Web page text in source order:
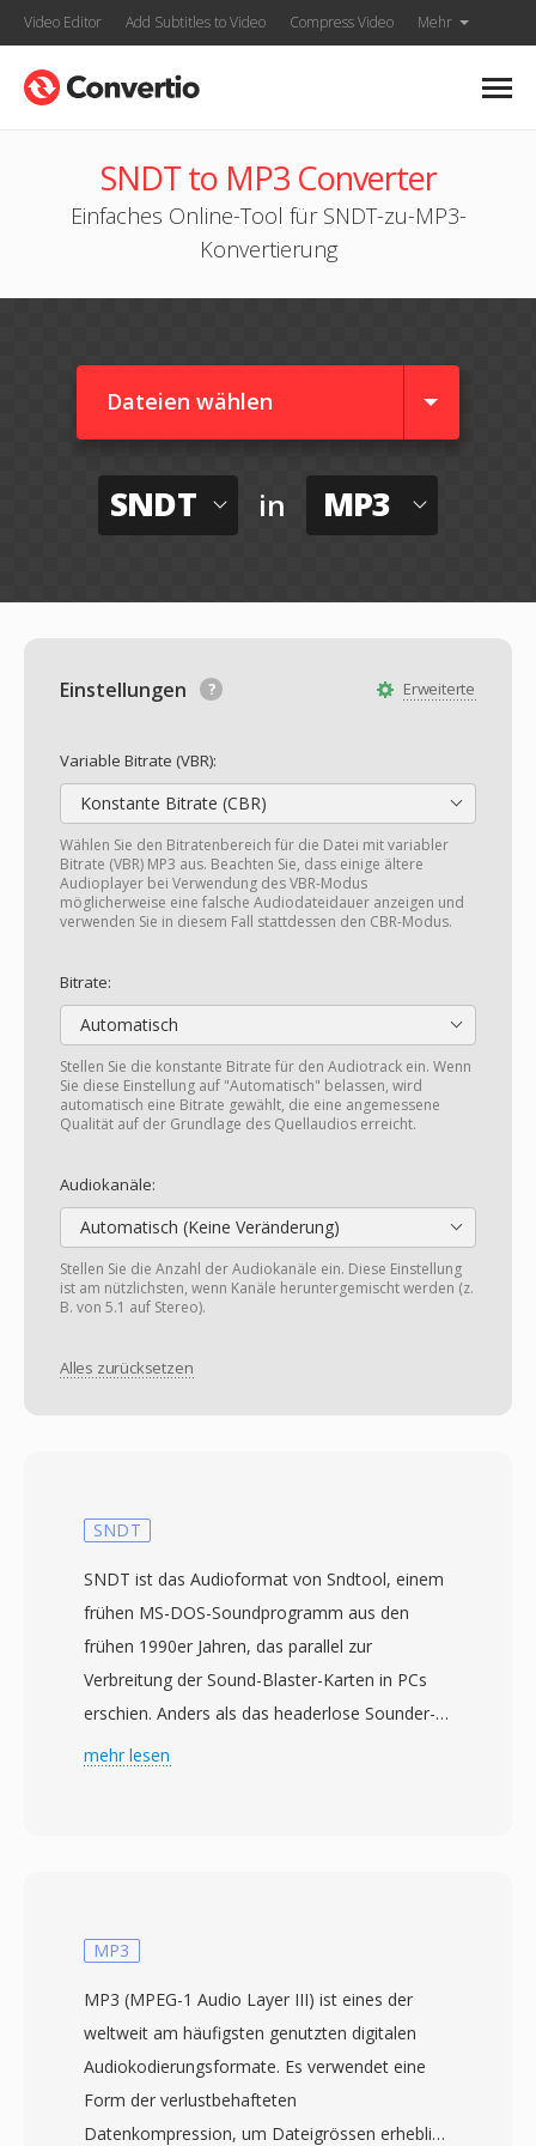
Video Editor Add Subtitles to Video Compress Video Mehr
SNDT to MP3 Converter
Einfaches Online-Tool für SNDT-zu-MP3-
Konvertierung
Dateien wählen
SNDT in MP3
Erweiterte
Einstellungen
Variable Bitrate (VBR):
Konstante Bitrate (CBR)
Wählen Sie den Bitratenbereich für die Datei mit variabler
Bitrate (VBR) MP3 aus. Beachten Sie, dass einige ältere
Audioplayer bei Verwendung des VBR-Modus
möglicherweise eine falsche Audiodateidauer anzeigen und
verwenden Sie in diesem Fall stattdessen den CBR-Modus.
Bitrate:
Automatisch
Stellen Sie die konstante Bitrate für den Audiotrack ein. Wenn
Sie diese Einstellung auf "Automatisch" belassen, wird
automatisch eine Bitrate gewählt, die eine angemessene
Qualität auf der Grundlage des Quellaudios erreicht.
Audiokanäle:
Automatisch (Keine Veränderung)
Stellen Sie die Anzahl der Audiokanäle ein. Diese Einstellung
ist am nützlichsten, wenn Kanäle heruntergemischt werden (z.
B. von 5.1 auf Stereo).
Alles zurücksetzen
SNDT
SNDT ist das Audioformat von Sndtool, einem
frühen MS-DOS-Soundprogramm aus den
frühen 1990er Jahren, das parallel zur
Verbreitung der Sound-Blaster-Karten in PCs
erschien. Anders als das headerlose Sounder-
Format enthalten SNDT-Dateien einen kurzen
gespeichert, typischerweise bei 8000 bis 22050
Wellenformrekorder und -player, der häufig als
Shareware verbreitet oder mit
Soundkartentreibern gebündelt wurde. Ein
mehr lesen
MP3
MP3 (MPEG-1 Audio Layer III) ist eines der
weltweit am häufigsten genutzten digitalen
Audiokodierungsformate. Es verwendet eine
Form der verlustbehafteten
Datenkompression, um Dateigrössen erheblich